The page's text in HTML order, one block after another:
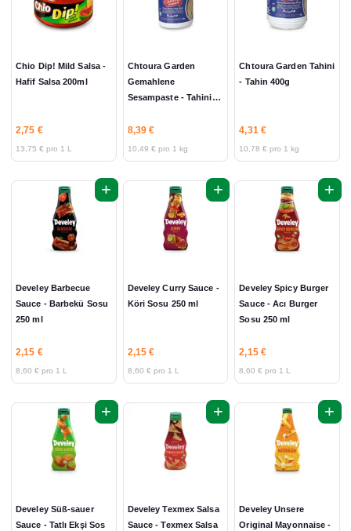
Chio Dip! Mild Salsa -
Hafif Salsa 200ml
2,75 €
13,75 € pro 1 L
Chtoura Garden
Gemahlene
Sesampaste - Tahini
8,39 €
10,49 € pro 1 kg
Chtoura Garden Tahini
- Tahin 400g
4,31 €
10,78 € pro 1 kg
+
Develey Barbecue
Sauce - Barbekü Sosu
250 ml
2,15 €
8,60 € pro 1 L
+
Develey Curry Sauce -
Köri Sosu 250 ml
2,15 €
8,60 € pro 1 L
+
Develey Spicy Burger
Sauce - Acı Burger
Sosu 250 ml
2,15 €
8,60 € pro 1 L
+
Develey Süß-sauer
Sauce - Tatlı Ekşi Sos
+
Develey Texmex Salsa
Sauce - Texmex Salsa
+
Develey Unsere
Original Mayonnaise -